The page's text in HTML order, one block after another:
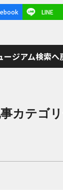
LINE
ージアム検索へ
カテゴ